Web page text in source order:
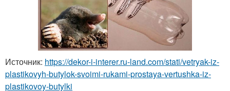
Источник: https://dekor-i-interer.ru-land.com/stati/vetryak-iz-
plastikovyh-butylok-svoimi-rukami-prostaya-vertushka-iz-
plastikovoy-butylki